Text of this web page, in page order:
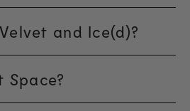
and Ice(d)?
Space?